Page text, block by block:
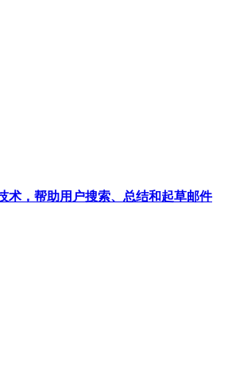
术，帮助用户搜索、总结和起草邮件